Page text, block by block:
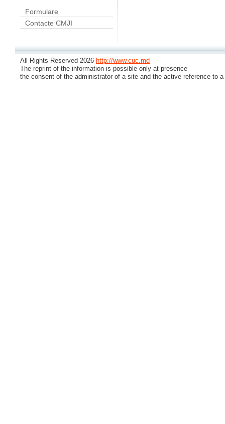
Formulare
Contacte CMJI
All Rights Reserved 2026 http://www.cuc.md
The reprint of the information is possible only at presence
the consent of the administrator of a site and the active reference to